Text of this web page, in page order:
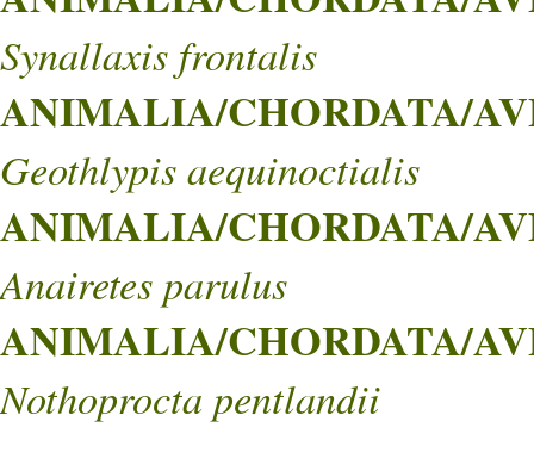
Synallaxis frontalis
ANIMALIA/CHORDATA/
Geothlypis aequinoctialis
ANIMALIA/CHORDATA/
Anairetes parulus
ANIMALIA/CHORDATA/
Nothoprocta pentlandii